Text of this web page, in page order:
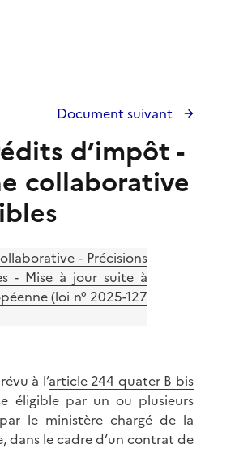
Document suivant
d’impôt -
collaborative
- Précisions
- Mise à jour suite à
(loi n° 2025-127
à l’article 244 quater B bis
éligible par un ou plusieurs
le ministère chargé de la
dans le cadre d’un contrat de